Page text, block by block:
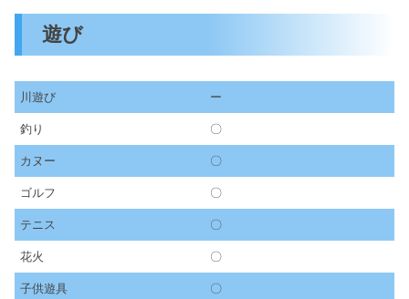
遊び
川遊び ー
釣り 〇
カヌー 〇
ゴルフ 〇
テニス 〇
花火 〇
子供遊具 〇